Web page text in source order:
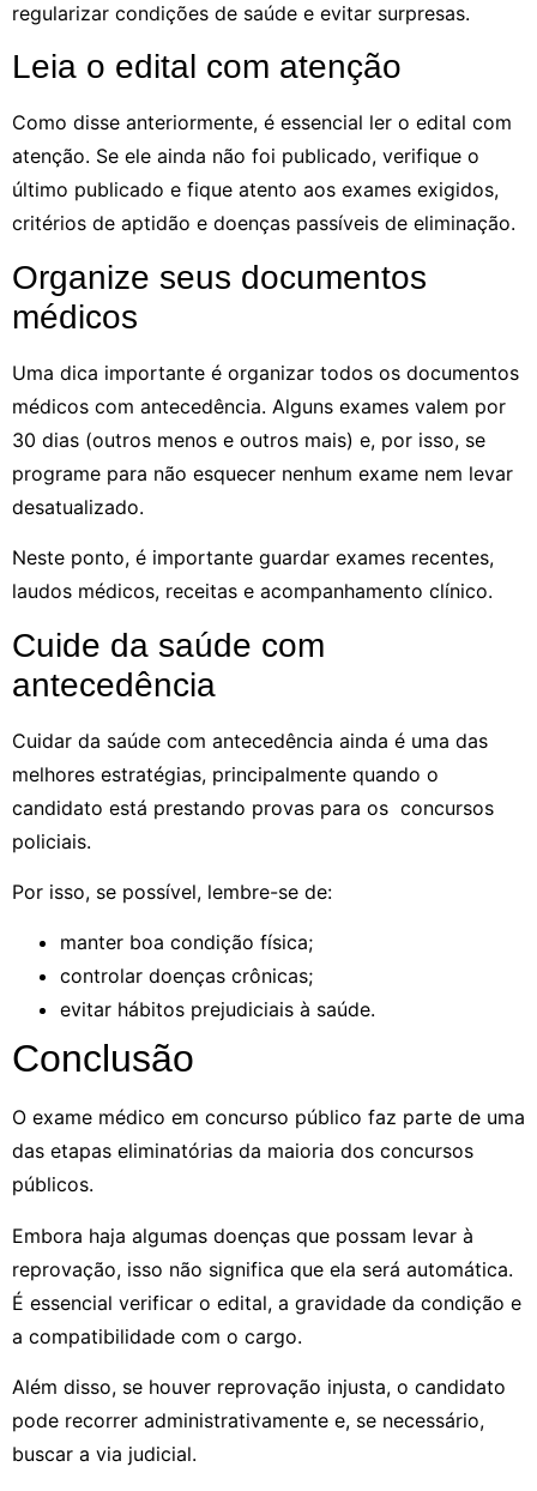
regularizar condições de saúde e evitar surpresas.
Leia o edital com atenção
Como disse anteriormente, é essencial ler o edital com
atenção. Se ele ainda não foi publicado, verifique o
último publicado e fique atento aos exames exigidos,
critérios de aptidão e doenças passíveis de eliminação.
Organize seus documentos
médicos
Uma dica importante é organizar todos os documentos
médicos com antecedência. Alguns exames valem por
30 dias (outros menos e outros mais) e, por isso, se
programe para não esquecer nenhum exame nem levar
desatualizado.
Neste ponto, é importante guardar exames recentes,
laudos médicos, receitas e acompanhamento clínico.
Cuide da saúde com
antecedência
Cuidar da saúde com antecedência ainda é uma das
melhores estratégias, principalmente quando o
candidato está prestando provas para os concursos
policiais.
Por isso, se possível, lembre-se de:
manter boa condição física;
controlar doenças crônicas;
evitar hábitos prejudiciais à saúde.
Conclusão
O exame médico em concurso público faz parte de uma
das etapas eliminatórias da maioria dos concursos
públicos.
Embora haja algumas doenças que possam levar à
reprovação, isso não significa que ela será automática.
É essencial verificar o edital, a gravidade da condição e
a compatibilidade com o cargo.
Além disso, se houver reprovação injusta, o candidato
pode recorrer administrativamente e, se necessário,
buscar a via judicial.